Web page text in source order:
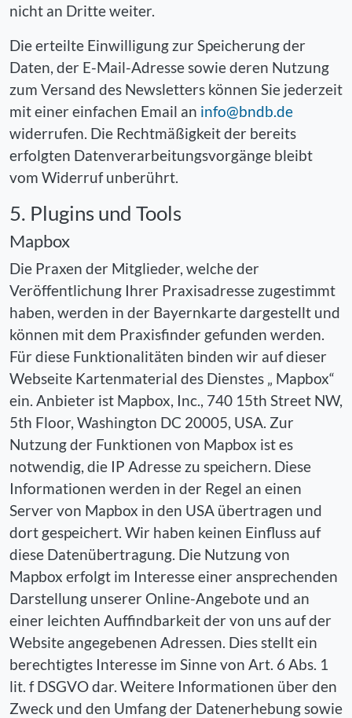
nicht an Dritte weiter.
Die erteilte Einwilligung zur Speicherung der
Daten, der E-Mail-Adresse sowie deren Nutzung
zum Versand des Newsletters können Sie jederzeit
mit einer einfachen Email an info@bndb.de
widerrufen. Die Rechtmäßigkeit der bereits
erfolgten Datenverarbeitungsvorgänge bleibt
vom Widerruf unberührt.
5. Plugins und Tools
Mapbox
Die Praxen der Mitglieder, welche der
Veröffentlichung Ihrer Praxisadresse zugestimmt
haben, werden in der Bayernkarte dargestellt und
können mit dem Praxisfinder gefunden werden.
Für diese Funktionalitäten binden wir auf dieser
Webseite Kartenmaterial des Dienstes „ Mapbox“
ein. Anbieter ist Mapbox, Inc., 740 15th Street NW,
5th Floor, Washington DC 20005, USA. Zur
Nutzung der Funktionen von Mapbox ist es
notwendig, die IP Adresse zu speichern. Diese
Informationen werden in der Regel an einen
Server von Mapbox in den USA übertragen und
dort gespeichert. Wir haben keinen Einfluss auf
diese Datenübertragung. Die Nutzung von
Mapbox erfolgt im Interesse einer ansprechenden
Darstellung unserer Online-Angebote und an
einer leichten Auffindbarkeit der von uns auf der
Website angegebenen Adressen. Dies stellt ein
berechtigtes Interesse im Sinne von Art. 6 Abs. 1
lit. f DSGVO dar. Weitere Informationen über den
Zweck und den Umfang der Datenerhebung sowie